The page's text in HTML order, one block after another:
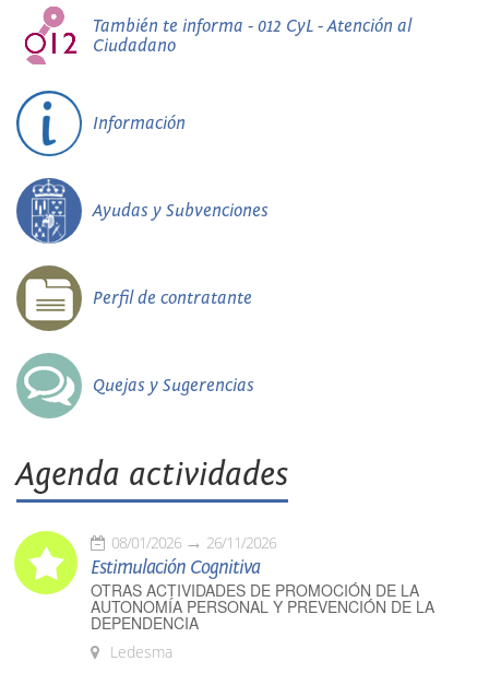
También te informa - 012 CyL - Atención al
Ciudadano
Información
Ayudas y Subvenciones
Perfil de contratante
Quejas y Sugerencias
Agenda actividades
08/01/2026 26/11/2026
Estimulación Cognitiva
OTRAS ACTIVIDADES DE PROMOCIÓN DE LA
AUTONOMÍA PERSONAL Y PREVENCIÓN DE LA
DEPENDENCIA
Ledesma